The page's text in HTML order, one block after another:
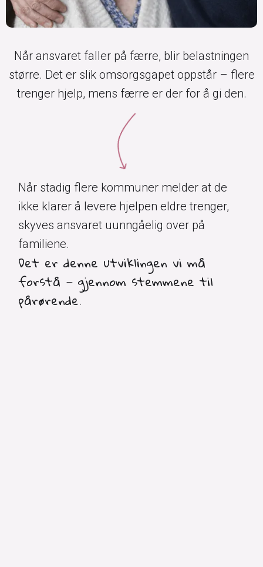
Når ansvaret faller på færre, blir belastningen
større. Det er slik omsorgsgapet oppstår – flere
trenger hjelp, mens færre er der for å gi den.
Når stadig flere kommuner melder at de
ikke klarer å levere hjelpen eldre trenger,
skyves ansvaret uunngåelig over på
familiene.
Det er denne utviklingen vi må
forstå — gjennom stemmene til
pårørende.